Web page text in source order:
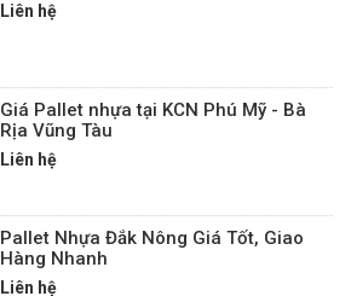
Liên hệ
Giá Pallet nhựa tại KCN Phú Mỹ - Bà
Rịa Vũng Tàu
Liên hệ
Pallet Nhựa Đắk Nông Giá Tốt, Giao
Hàng Nhanh
Liên hệ